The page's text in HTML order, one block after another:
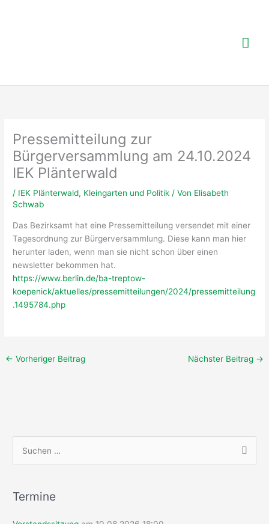
Pressemitteilung zur
Bürgerversammlung am 24.10.2024
IEK Plänterwald
/ IEK Plänterwald, Kleingarten und Politik / Von Elisabeth
Schwab
Das Bezirksamt hat eine Pressemitteilung versendet mit einer
Tagesordnung zur Bürgerversammlung. Diese kann man hier
herunter laden, wenn man sie nicht schon über einen
newsletter bekommen hat.
https://www.berlin.de/ba-treptow-
koepenick/aktuelles/pressemitteilungen/2024/pressemitteilung
.1495784.php
← Vorheriger Beitrag Nächster Beitrag →
h
Termine